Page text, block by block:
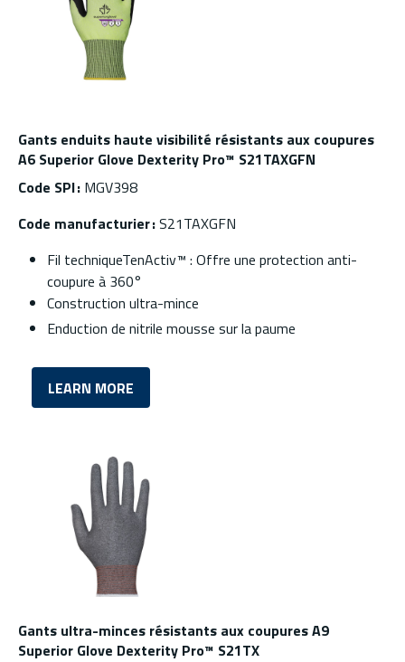
Gants enduits haute visibilité résistants aux coupures
A6 Superior Glove Dexterity Pro™ S21TAXGFN
Code SPI : MGV398
Code manufacturier :S21TAXGFN
Fil techniqueTenActiv™ : Offre une protection anti-
coupure à 360°
Construction ultra-mince
Enduction de nitrile mousse sur la paume
LEARN MORE
Gants ultra-minces résistants aux coupures A9
Superior Glove Dexterity Pro™ S21TX